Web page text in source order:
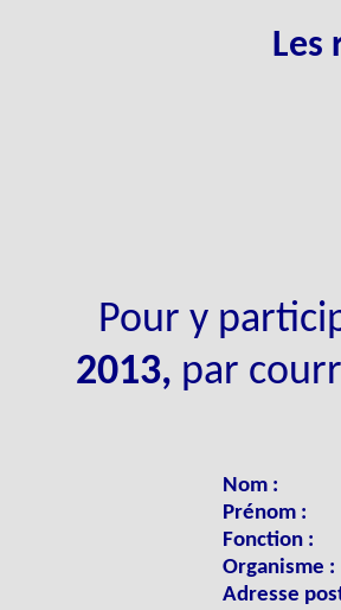
Les
Pour y
2013, par
Nom :
Prénom :
Fonction :
Organisme :
Adresse